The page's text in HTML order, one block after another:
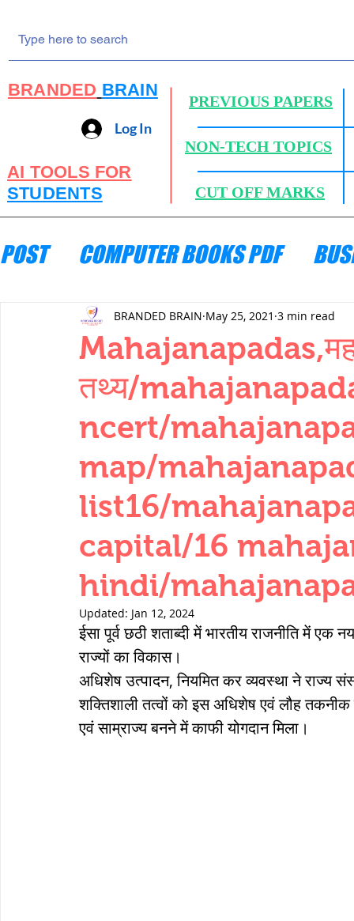
BRANDED BRAIN
PREVIOUS PAPERS
Log In
NON-TECH TOPICS
AI TOOLS FOR
STUDENTS
CUT OFF MARKS
POST COMPUTER BOOKS PDF
ENGINEERING MECHANICS
THERMODYNAMICS QUANTITIES
SERIES CIRCUITS BUILDING
SOIL MECHANICS AND FOUNDATION
हड़प्पा : HARAPPA / INDUS VALLEY
महाजनपद काल : Mahajanapadas
पूर्व मध्यकाल(दक्षिण भारत) Medieval
तथ्य/
ncert/
map/
list16/
capital/16
hindi/
BRANDED BRAIN May 25, 2021 3 min read
Updated: Jan 12, 2024
ईसा पूर्व छठी शताब्दी में भारतीय राजनीति में एक
राज्यों का विकास।
अधिशेष उत्पादन, नियमित कर व्यवस्था ने राज्य
शक्तिशाली तत्वों को इस अधिशेष एवं लौह
एवं साम्राज्य बनने में काफी योगदान मिला।